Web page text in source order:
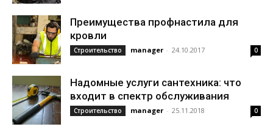
Преимущества профнастила для
кровли
Строительство manager - 24.10.2017 0
Надомные услуги сантехника: что
входит в спектр обслуживания
Строительство manager - 25.11.2018 0